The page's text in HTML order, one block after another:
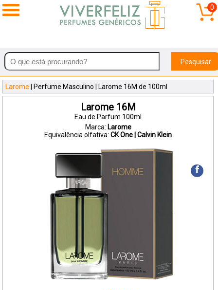
0
Pesquisar
Larome | Perfume Masculino | Larome 16M de 100ml
Larome 16M
Eau de Parfum 100ml
Marca: Larome
Equivalência olfativa: CK One | Calvin Klein
f